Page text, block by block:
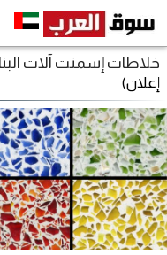
خلاطات إسمنت آلات
إعلان)